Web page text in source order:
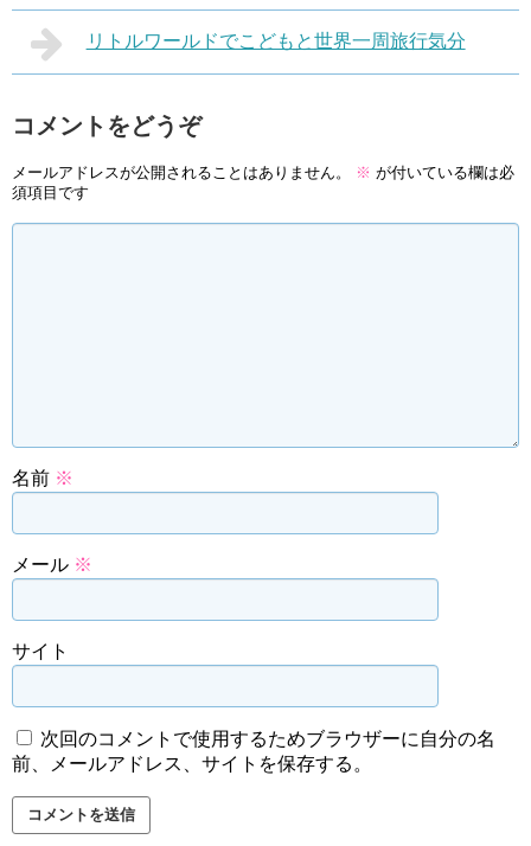
リトルワールドでこどもと世界一周旅行気分
コメントをどうぞ
メールアドレスが公開されることはありません。 ※ が付いている欄は必
須項目です
名前 ※
メール ※
サイト
次回のコメントで使用するためブラウザーに自分の名
前、メールアドレス、サイトを保存する。